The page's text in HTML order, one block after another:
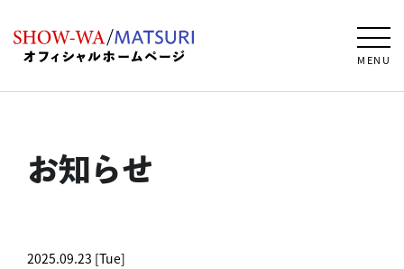
MENU
お知らせ
2025.09.23 [Tue]